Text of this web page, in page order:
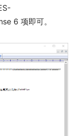
6 项即可。